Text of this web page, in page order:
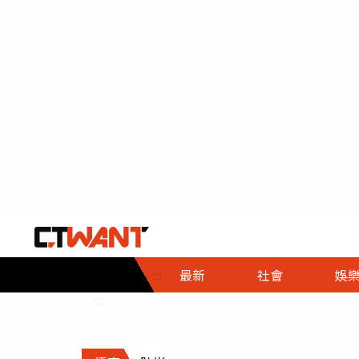
::: 最新 社會
社會首頁
時事
調查
娛樂
娛樂首頁
即時
財經首頁
熱線
政